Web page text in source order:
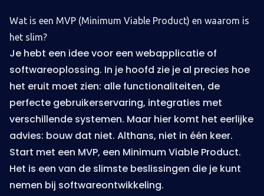
Wat is een MVP (Minimum Viable Product) en waarom is
het slim?
Je hebt een idee voor een webapplicatie of
softwareoplossing. In je hoofd zie je al precies hoe
het eruit moet zien: alle functionaliteiten, de
perfecte gebruikerservaring, integraties met
verschillende systemen. Maar hier komt het eerlijke
advies: bouw dat niet. Althans, niet in één keer.
Start met een MVP, een Minimum Viable Product.
Het is een van de slimste beslissingen die je kunt
nemen bij softwareontwikkeling.